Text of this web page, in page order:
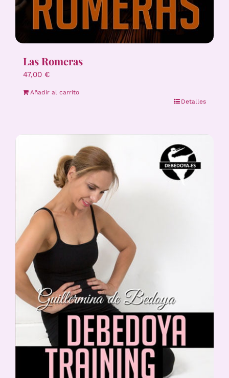
Las Romeras
47,00 €
Añadir al carrito
Detalles